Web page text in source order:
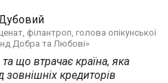
філантроп, голова опікунської
Добра та Любові»
що втрачає країна, яка
зовнішніх кредиторів